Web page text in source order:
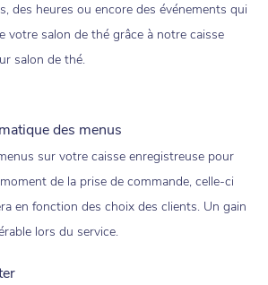
des heures ou encore des événements qui
votre salon de thé grâce à notre caisse
salon de thé.
des menus
sur votre caisse enregistreuse pour
de la prise de commande, celle-ci
en fonction des choix des clients. Un gain
lors du service.